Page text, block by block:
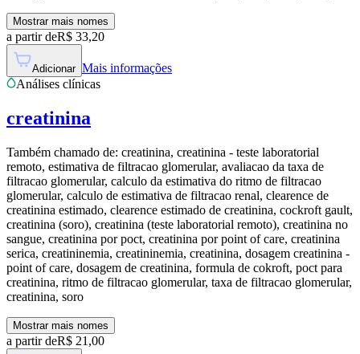
Mostrar mais nomes
a partir deR$ 33,20
Adicionar Mais informações
Análises clínicas
creatinina
Também chamado de: creatinina, creatinina - teste laboratorial
remoto, estimativa de filtracao glomerular, avaliacao da taxa de
filtracao glomerular, calculo da estimativa do ritmo de filtracao
glomerular, calculo de estimativa de filtracao renal, clearence de
creatinina estimado, clearence estimado de creatinina, cockroft gault,
creatinina (soro), creatinina (teste laboratorial remoto), creatinina no
sangue, creatinina por poct, creatinina por point of care, creatinina
serica, creatininemia, creatininemia, creatinina, dosagem creatinina -
point of care, dosagem de creatinina, formula de cokroft, poct para
creatinina, ritmo de filtracao glomerular, taxa de filtracao glomerular,
creatinina, soro
Mostrar mais nomes
a partir deR$ 21,00